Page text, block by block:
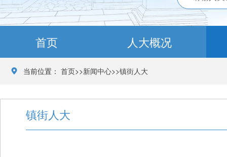
首页 人大概况
 当前位置： 首页>>新闻中心>>镇街人大
镇街人大